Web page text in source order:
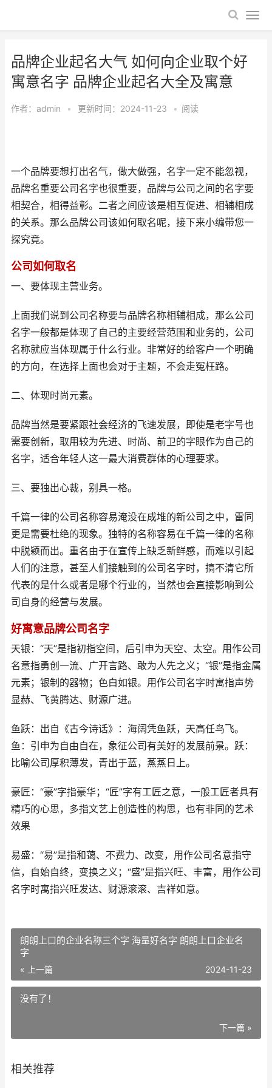
品牌企业起名大气 如何向企业取个好
寓意名字 品牌企业起名大全及寓意
作者： admin • 更新时间：2024-11-23 • 阅读
一个品牌要想打出名气，做大做强，名字一定不能忽视，
品牌名重要公司名字也很重要，品牌与公司之间的名字要
相契合，相得益彰。二者之间应该是相互促进、相辅相成
的关系。那么品牌公司该如何取名呢，接下来小编带您一
探究竟。
公司如何取名
一、要体现主营业务。
上面我们说到公司名称要与品牌名称相辅相成，那么公司
名字一般都是体现了自己的主要经营范围和业务的，公司
名称就应当体现属于什么行业。非常好的给客户一个明确
的方向，在选择上面也会对于主题，不会走冤枉路。
二、体现时尚元素。
品牌当然是要紧跟社会经济的飞速发展，即使是老字号也
需要创新，取用较为先进、时尚、前卫的字眼作为自己的
名字，适合年轻人这一最大消费群体的心理要求。
三、要独出心裁，别具一格。
千篇一律的公司名称容易淹没在成堆的新公司之中，雷同
更是需要杜绝的现象。独特的名称容易在千篇一律的名称
中脱颖而出。重名由于在宣传上缺乏新鲜感，而难以引起
人们的注意，甚至人们接触到的公司名字时，搞不清它所
代表的是什么或者是哪个行业的，当然也会直接影响到公
司自身的经营与发展。
好寓意品牌公司名字
天银：“天”是指初指空间，后引申为天空、太空。用作公司
名意指勇创一流、广开言路、敢为人先之义；“银”是指金属
元素；银制的器物；色白如银。用作公司名字时寓指声势
显赫、飞黄腾达、财源广进。
鱼跃：出自《古今诗话》：海阔凭鱼跃，天高任鸟飞。
鱼：引申为自由自在，象征公司有美好的发展前景。跃：
比喻公司厚积薄发，青出于蓝，蒸蒸日上。
豪匠：“豪”字指豪华；“匠”字有工匠之意，一般工匠者具有
精巧的心思，多指文艺上创造性的构思，也有非同的艺术
效果
易盛：“易”是指和蔼、不费力、改变，用作公司名意指守
信，自始自终，变换之义；“盛”是指兴旺、丰富，用作公司
名字时寓指兴旺发达、财源滚滚、吉祥如意。
朗朗上口的企业名称三个字 海量好名字 朗朗上口企业名
字
« 上一篇 2024-11-23
没有了！
下一篇 »
相关推荐